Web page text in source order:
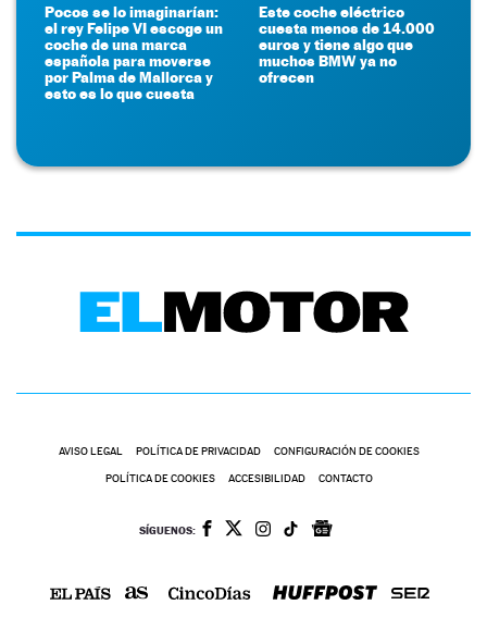
Pocos se lo imaginarían:
el rey Felipe VI escoge un
coche de una marca
española para moverse
por Palma de Mallorca y
esto es lo que cuesta
Este coche eléctrico
cuesta menos de 14.000
euros y tiene algo que
muchos BMW ya no
ofrecen
AVISO LEGAL POLÍTICA DE PRIVACIDAD CONFIGURACIÓN DE COOKIES
POLÍTICA DE COOKIES ACCESIBILIDAD CONTACTO
SÍGUENOS: